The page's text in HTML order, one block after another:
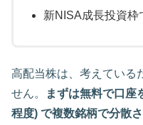
新NISA成長投資枠
高配当株は、考えている
せん。
まずは無料で口座
程度) で複数銘柄で分散